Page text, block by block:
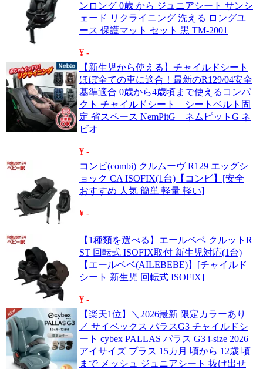
ンロング 0歳 から ジュニアシート サンシ
ェード リクライニング 洗える ロングユ
ース 保護マット セット 黒 TM-2001
¥ -
【新生児から使える】チャイルドシート
ほぼ全ての車に適合！最新のR129/04安全
基準適合 0歳から4歳頃まで使えるコンパ
クト チャイルドシート シートベルト固
定 省スペース NemPitG ネムピットG ネ
ビオ
¥ -
コンビ(combi) クルムーヴ R129 エッグシ
ョック CA ISOFIX(1台)【コンビ】[安全
おすすめ 人気 簡単 軽量 軽い]
¥ -
【1種類を選べる】エールベベ クルットR
ST 回転式 ISOFIX取付 新生児対応(1台)
【エールベベ(AILEBEBE)】[チャイルド
シート 新生児 回転式 ISOFIX]
¥ -
【楽天1位】＼2026最新 限定カラーあり
／ サイベックス パラスG3 チャイルドシ
ート cybex PALLAS パラス G3 i-size 2026
アイサイズ プラス 15カ月 頃から 12歳 頃
まで メッシュ ジュニアシート 抜け出せ